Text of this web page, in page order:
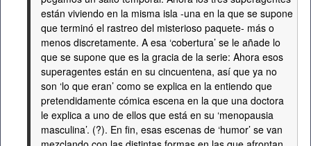
están viviendo en la misma isla -una en la que se supone
que terminó el rastreo del misterioso paquete- más o
menos discretamente. A esa ‘cobertura’ se le añade lo
que se supone que es la gracia de la serie: Ahora esos
superagentes están en su cincuentena, así que ya no
son ‘lo que eran’ como se explica en la entiendo que
pretendidamente cómica escena en la que una doctora
le explica a uno de ellos que está en su ‘menopausia
masculina’. (?). En fin, esas escenas de ‘humor’ se van